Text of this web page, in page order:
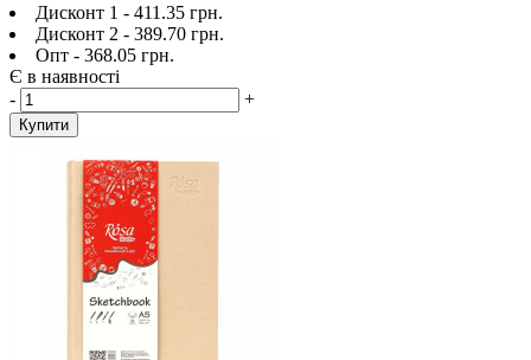
Дисконт 1 - 411.35 грн.
Дисконт 2 - 389.70 грн.
Опт - 368.05 грн.
Є в наявності
-
+
Купити